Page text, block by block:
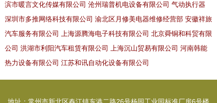
滨市暖言文化传媒有限公司 沧州瑞普机电设备有限公司 气动执行器
深圳市多推网络科技有限公司 渝北区月修美电器维修经营部 安徽祥旅
汽车服务有限公司
上海源腾海电子科技有限公司 北京舜铜和科贸有限
公司 洪湖市利阳汽车租赁有限公司 上海沉山贸易有限公司 河南韩能
热力设备有限公司 江苏和讯自动化设备有限公司